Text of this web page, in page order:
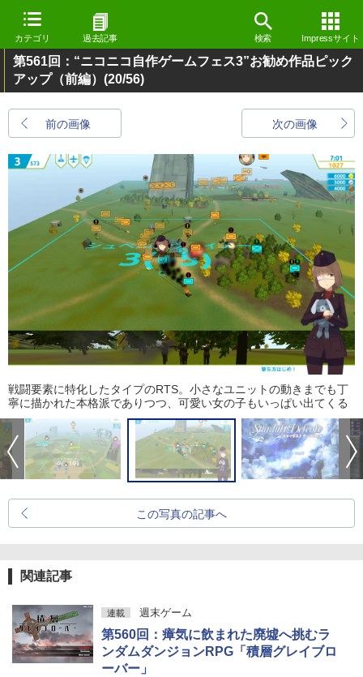
カテゴリ 過去記事 検索 Impressサイト
第561回：“ニコニコ自作ゲームフェス3”お勧め作品ピック
アップ（前編） (20/56)
前の画像 次の画像
戦闘要素に特化したタイプのRTS。小さなユニットの動きまでも丁
寧に描かれた本格派でありつつ、可愛い女の子もいっぱい出てくる
この写真の記事へ
関連記事
連載 週末ゲーム
第560回：瘴気に飲まれた廃墟へ挑むラ
ンダムダンジョンRPG「積層グレイブロ
ーバー」